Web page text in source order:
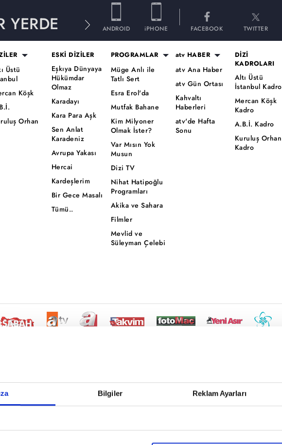
Bilgiler Reklam Ayarları
Reddet
YERDE ANDROID iPHONE FACEBOOK TWITTER
Üstü
Köşk
Orhan
ESKİ DİZİLER
Eşkıya Dünyaya
Hükümdar
Olmaz
Karadayı
Kara Para Aşk
Sen Anlat
Karadeniz
Avrupa Yakası
Hercai
Kardeşlerim
Bir Gece Masalı
Tümü..
PROGRAMLAR
Müge Anlı ile
Tatlı Sert
Esra Erol'da
Mutfak Bahane
Kim Milyoner
Olmak İster?
Var Mısın Yok
Musun
Dizi TV
Nihat Hatipoğlu
Programları
Akika ve Sahara
Filmler
Mevlid ve
Süleyman Çelebi
atv HABER
atv Ana Haber
atv Gün Ortası
Kahvaltı
Haberleri
atv'de Hafta
Sonu
DİZİ
KADROLARI
Altı Üstü
İstanbul Kadro
Mercan Köşk
Kadro
A.B.İ. Kadro
Kuruluş Orhan
Kadro